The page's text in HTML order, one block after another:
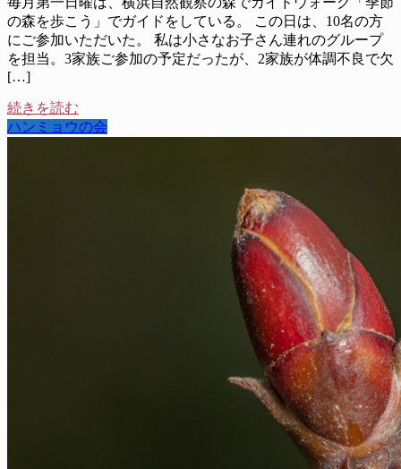
の森を歩こう」でガイドをしている。 この日は、10名の方
にご参加いただいた。 私は小さなお子さん連れのグループ
を担当。3家族ご参加の予定だったが、2家族が体調不良で欠
[…]
続きを読む
ハンミョウの会